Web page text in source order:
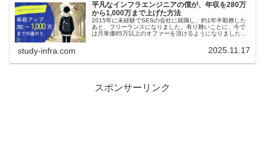
平凡なインフラエンジニアの僕が、年収を280万
から1,000万まで上げた方法
2015年に未経験でSESの会社に就職し、約1年半勤務した
あと、フリーランスになりました。有り難いことに、今で
は月単価85万以上のオファーを頂けるようになりました。
と思っています。平凡なりにどうやったか？書いていけた
study-infra.com 2025.11.17
スポンサーリンク